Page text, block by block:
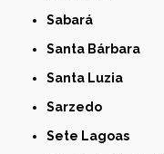
Sabará
Santa Bárbara
Santa Luzia
Sarzedo
Sete Lagoas